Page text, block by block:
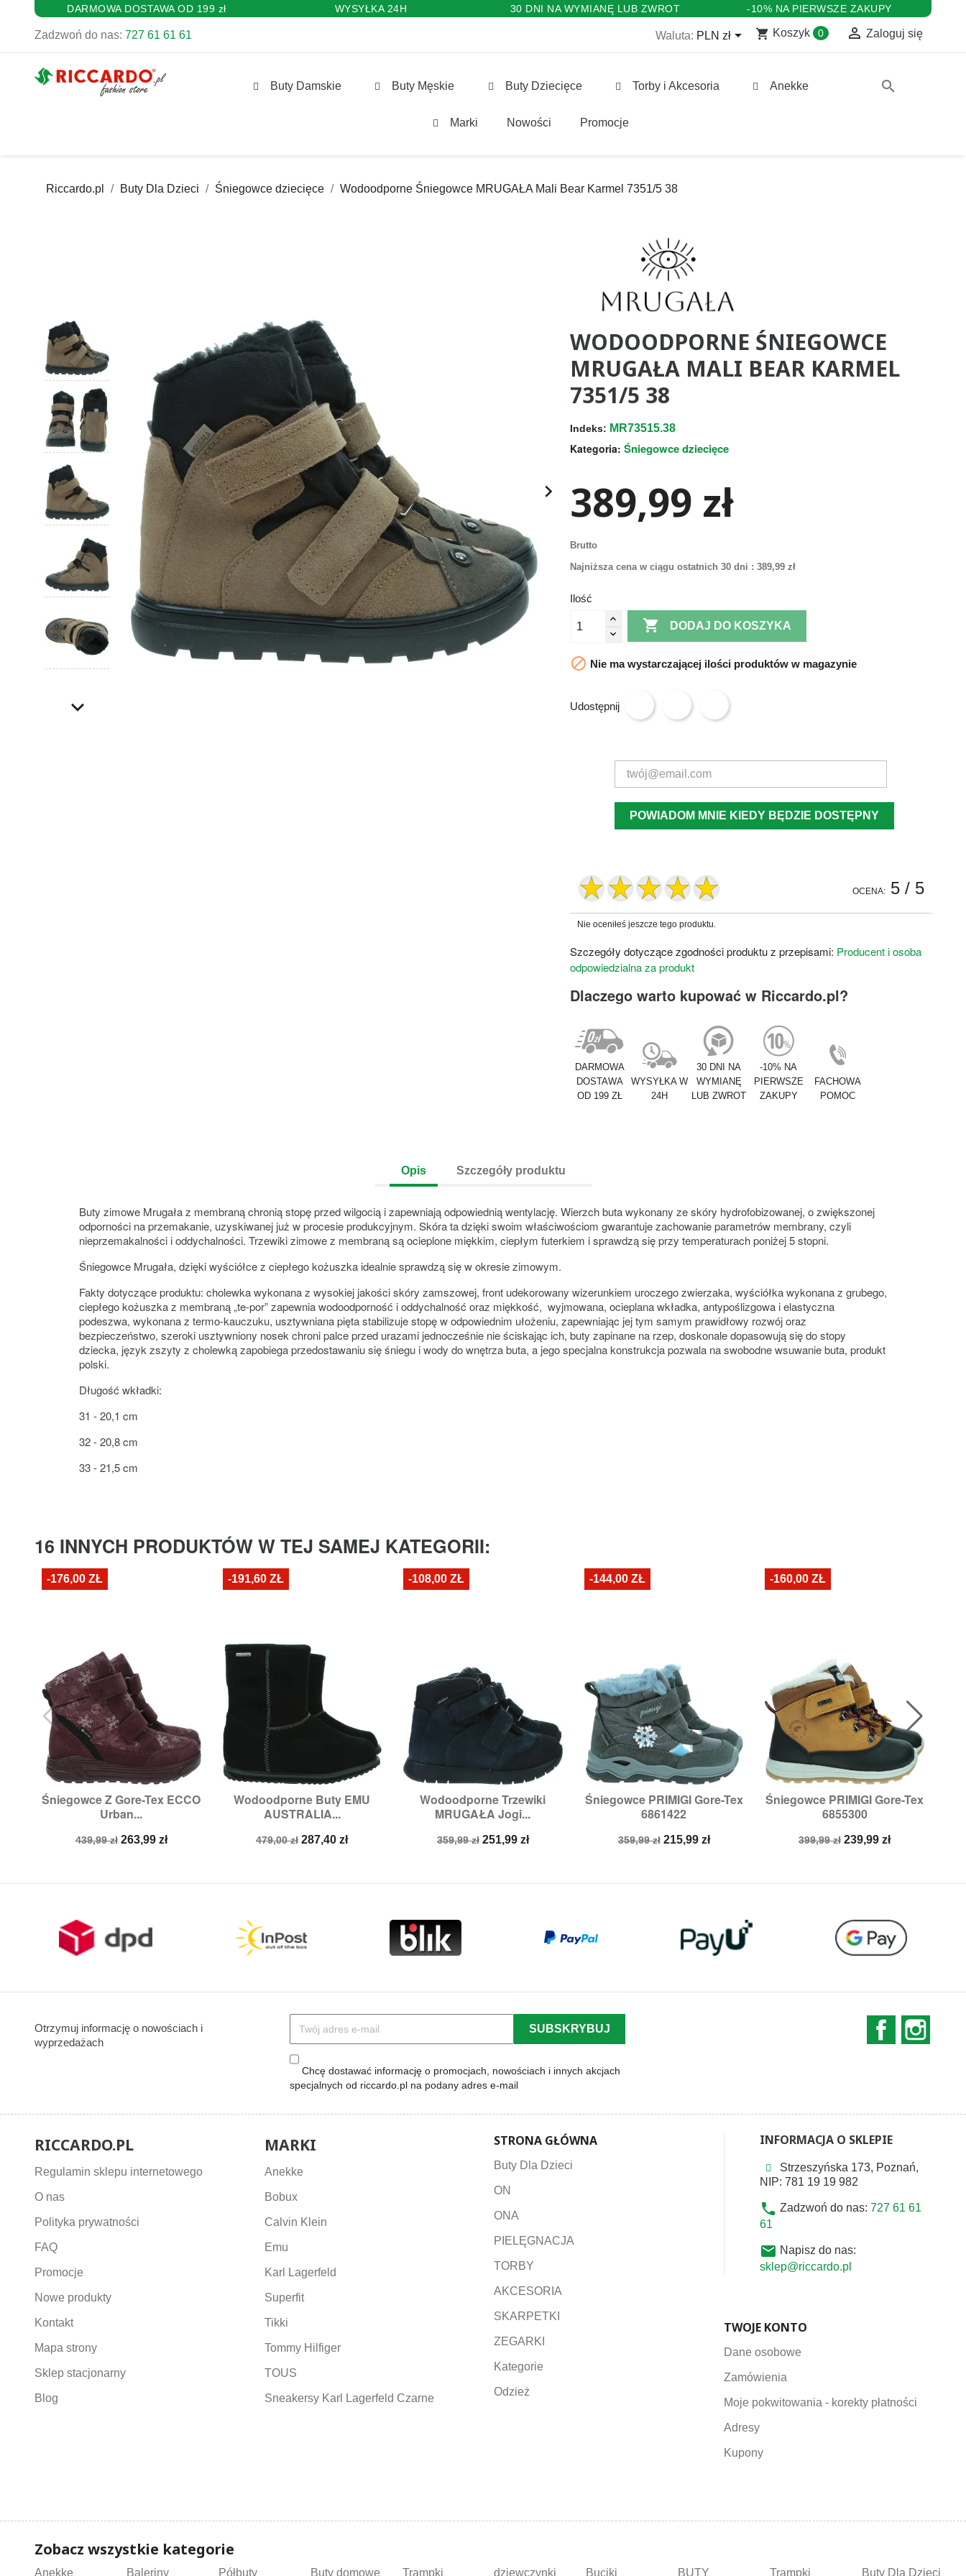
DARMOWA DOSTAWA OD 199 zł WYSYŁKA 24H 30 DNI NA WYMIANĘ LUB ZWROT -10% NA PIERWSZE ZAKUPY
Zadzwoń do nas: 727 61 61 61 Waluta: PLN zł shopping_cart Koszyk 0  Zaloguj się
Buty Damskie Buty Męskie Buty Dziecięce Torby i Akcesoria Anekke
Marki Nowości Promocje
search
Riccardo.pl Buty Dla Dzieci Śniegowce dziecięce Wodoodporne Śniegowce MRUGAŁA Mali Bear Karmel 7351/5 38

WODOODPORNE ŚNIEGOWCE
MRUGAŁA MALI BEAR KARMEL
7351/5 38
Indeks: MR73515.38
Kategoria: Śniegowce dziecięce
389,99 zł
Brutto
Najniższa cena w ciągu ostatnich 30 dni : 389,99 zł
Ilość
 DODAJ DO KOSZYKA
 Nie ma wystarczającej ilości produktów w magazynie
Udostępnij
POWIADOM MNIE KIEDY BĘDZIE DOSTĘPNY
OCENA: 5/ 5
Nie oceniłeś jeszcze tego produktu.
Szczegóły dotyczące zgodności produktu z przepisami: Producent i osoba
odpowiedzialna za produkt
Dlaczego warto kupować w Riccardo.pl?
DARMOWA
DOSTAWA
OD 199 ZŁ
WYSYŁKA W
24H
30 DNI NA
WYMIANĘ
LUB ZWROT
-10% NA
PIERWSZE
ZAKUPY
FACHOWA
POMOC
Opis Szczegóły produktu
Buty zimowe Mrugała z membraną chronią stopę przed wilgocią i zapewniają odpowiednią wentylację. Wierzch buta wykonany ze skóry hydrofobizowanej, o zwiększonej
odporności na przemakanie, uzyskiwanej już w procesie produkcyjnym. Skóra ta dzięki swoim właściwościom gwarantuje zachowanie parametrów membrany, czyli
nieprzemakalności i oddychalności. Trzewiki zimowe z membraną są ocieplone miękkim, ciepłym futerkiem i sprawdzą się przy temperaturach poniżej 5 stopni.
Śniegowce Mrugała, dzięki wyściółce z ciepłego kożuszka idealnie sprawdzą się w okresie zimowym.
Fakty dotyczące produktu: cholewka wykonana z wysokiej jakości skóry zamszowej, front udekorowany wizerunkiem uroczego zwierzaka, wyściółka wykonana z grubego,
ciepłego kożuszka z membraną „te-por” zapewnia wodoodporność i oddychalność oraz miękkość, wyjmowana, ocieplana wkładka, antypoślizgowa i elastyczna
podeszwa, wykonana z termo-kauczuku, usztywniana pięta stabilizuje stopę w odpowiednim ułożeniu, zapewniając jej tym samym prawidłowy rozwój oraz
bezpieczeństwo, szeroki usztywniony nosek chroni palce przed urazami jednocześnie nie ściskając ich, buty zapinane na rzep, doskonale dopasowują się do stopy
dziecka, język zszyty z cholewką zapobiega przedostawaniu się śniegu i wody do wnętrza buta, a jego specjalna konstrukcja pozwala na swobodne wsuwanie buta, produkt
polski.
Długość wkładki:
31 - 20,1 cm
32 - 20,8 cm
33 - 21,5 cm
16 INNYCH PRODUKTÓW W TEJ SAMEJ KATEGORII:
Śniegowce Z Gore-Tex ECCO
Urban...
Cena
439,99 zł Cena
263,99 zł
Szybki podgląd
Rozmiary:30,
-176,00 ZŁ
Wodoodporne Buty EMU
AUSTRALIA...
Cena
479,00 zł Cena
287,40 zł
Szybki podgląd
Rozmiary:37
-191,60 ZŁ
Wodoodporne Trzewiki
MRUGAŁA Jogi...
Cena
359,99 zł Cena
251,99 zł
Szybki podgląd
Rozmiary:26
-108,00 ZŁ
Śniegowce PRIMIGI Gore-Tex
6861422
Cena
359,99 zł Cena
215,99 zł
Szybki podgląd
Rozmiary:26
-144,00 ZŁ
Śniegowce PRIMIGI Gore-Tex
6855300
Cena
399,99 zł Cena
239,99 zł
Szybki podgląd
Rozmiary:28,
-160,00 ZŁ
Otrzymuj informację o nowościach i
wyprzedażach
Chcę dostawać informację o promocjach, nowościach i innych akcjach
specjalnych od riccardo.pl na podany adres e-mail
Facebook
RICCARDO.PL
Regulamin sklepu internetowego
O nas
Polityka prywatności
FAQ
Promocje
Nowe produkty
Kontakt
Mapa strony
Sklep stacjonarny
Blog
MARKI
Anekke
Bobux
Calvin Klein
Emu
Karl Lagerfeld
Superfit
Tikki
Tommy Hilfiger
TOUS
Sneakersy Karl Lagerfeld Czarne
STRONA GŁÓWNA
Buty Dla Dzieci
ON
ONA
PIELĘGNACJA
TORBY
AKCESORIA
SKARPETKI
ZEGARKI
Kategorie
Odzież
INFORMACJA O SKLEPIE
Strzeszyńska 173, Poznań,
NIP: 781 19 19 982
phone Zadzwoń do nas: 727 61 61
61
email Napisz do nas:
sklep@riccardo.pl
TWOJE KONTO
Dane osobowe
Zamówienia
Moje pokwitowania - korekty płatności
Adresy
Kupony
Zobacz wszystkie kategorie
Anekke Baleriny Półbuty Buty domowe Trampki dziewczynki Buciki BUTY Trampki Buty Dla Dzieci